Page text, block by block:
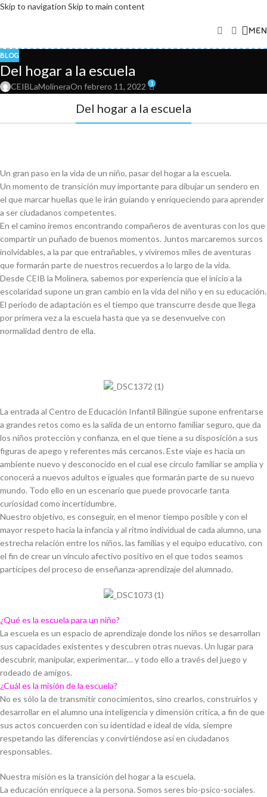
Skip to navigation Skip to main content
BLOG
Del hogar a la escuela
CEIBLaMolineraOn febrero 11, 2022 1
Del hogar a la escuela
Un gran paso en la vida de un niño, pasar del hogar a la escuela.
Un momento de transición muy importante para dibujar un sendero en
el que marcar huellas que le irán guiando y enriqueciendo para aprender
a ser ciudadanos competentes.
En el camino iremos encontrando compañeros de aventuras con los que
compartir un puñado de buenos momentos. Juntos marcaremos surcos
inolvidables, a la par que entrañables, y viviremos miles de aventuras
que formarán parte de nuestros recuerdos a lo largo de la vida.
Desde CEIB la Molinera, sabemos por experiencia que el inicio a la
escolaridad supone un gran cambio en la vida del niño y en su educación.
El periodo de adaptación es el tiempo que transcurre desde que llega
por primera vez a la escuela hasta que ya se desenvuelve con
normalidad dentro de ella.
La entrada al Centro de Educación Infantil Bilingüe supone enfrentarse
a grandes retos como es la salida de un entorno familiar seguro, que da
los niños protección y confianza, en el que tiene a su disposición a sus
figuras de apego y referentes más cercanos. Este viaje es hacia un
ambiente nuevo y desconocido en el cual ese círculo familiar se amplía y
conocerá a nuevos adultos e iguales que formarán parte de su nuevo
mundo. Todo ello en un escenario que puede provocarle tanta
curiosidad como incertidumbre.
Nuestro objetivo, es conseguir, en el menor tiempo posible y con el
mayor respeto hacia la infancia y al ritmo individual de cada alumno, una
estrecha relación entre los niños, las familias y el equipo educativo, con
el fin de crear un vínculo afectivo positivo en el que todos seamos
partícipes del proceso de enseñanza-aprendizaje del alumnado.
¿Qué es la escuela para un niño?
La escuela es un espacio de aprendizaje donde los niños se desarrollan
sus capacidades existentes y descubren otras nuevas. Un lugar para
descubrir, manipular, experimentar… y todo ello a través del juego y
rodeado de amigos.
¿Cuál es la misión de la escuela?
No es sólo la de transmitir conocimientos, sino crearlos, construirlos y
desarrollar en el alumno una inteligencia y dimensión crítica, a fin de que
sus actos concuerden con su identidad e ideal de vida, siempre
respetando las diferencias y convirtiéndose así en ciudadanos
responsables.
Nuestra misión es la transición del hogar a la escuela.
La educación enriquece a la persona. Somos seres bio-psico-sociales.